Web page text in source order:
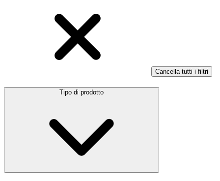
Cancella tutti i filtri
Tipo di prodotto